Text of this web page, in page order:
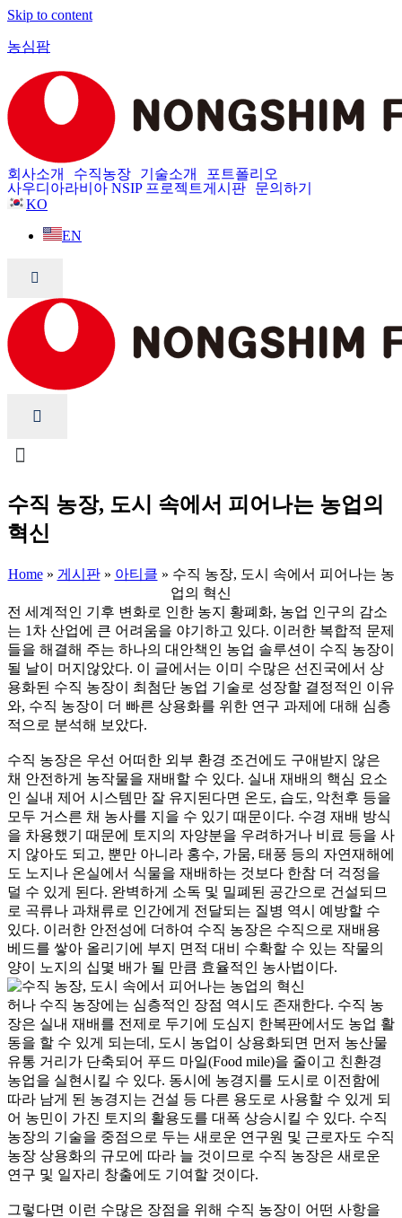
Skip to content
농심팜
회사소개 수직농장 기술소개
포트폴리오
사우디아라비아 NSIP 프로젝트게시판
문의하기
KO
EN
수직 농장, 도시 속에서 피어나는 농업의
혁신
Home» 게시판» 아티클 » 수직 농장, 도시 속에서 피어나는 농
업의 혁신
전 세계적인 기후 변화로 인한 농지 황폐화, 농업 인구의 감소
는 1차 산업에 큰 어려움을 야기하고 있다. 이러한 복합적 문제
들을 해결해 주는 하나의 대안책인 농업 솔루션이 수직 농장이
될 날이 머지않았다. 이 글에서는 이미 수많은 선진국에서 상
용화된 수직 농장이 최첨단 농업 기술로 성장할 결정적인 이유
와, 수직 농장이 더 빠른 상용화를 위한 연구 과제에 대해 심층
적으로 분석해 보았다.
수직 농장은 우선 어떠한 외부 환경 조건에도 구애받지 않은
채 안전하게 농작물을 재배할 수 있다. 실내 재배의 핵심 요소
인 실내 제어 시스템만 잘 유지된다면 온도, 습도, 악천후 등을
모두 거스른 채 농사를 지을 수 있기 때문이다. 수경 재배 방식
을 차용했기 때문에 토지의 자양분을 우려하거나 비료 등을 사
지 않아도 되고, 뿐만 아니라 홍수, 가뭄, 태풍 등의 자연재해에
도 노지나 온실에서 식물을 재배하는 것보다 한참 더 걱정을
덜 수 있게 된다. 완벽하게 소독 및 밀폐된 공간으로 건설되므
로 곡류나 과채류로 인간에게 전달되는 질병 역시 예방할 수
있다. 이러한 안전성에 더하여 수직 농장은 수직으로 재배용
베드를 쌓아 올리기에 부지 면적 대비 수확할 수 있는 작물의
양이 노지의 십몇 배가 될 만큼 효율적인 농사법이다.
허나 수직 농장에는 심층적인 장점 역시도 존재한다. 수직 농
장은 실내 재배를 전제로 두기에 도심지 한복판에서도 농업 활
동을 할 수 있게 되는데, 도시 농업이 상용화되면 먼저 농산물
유통 거리가 단축되어 푸드 마일(Food mile)을 줄이고 친환경
농업을 실현시킬 수 있다. 동시에 농경지를 도시로 이전함에
따라 남게 된 농경지는 건설 등 다른 용도로 사용할 수 있게 되
어 농민이 가진 토지의 활용도를 대폭 상승시킬 수 있다. 수직
농장의 기술을 중점으로 두는 새로운 연구원 및 근로자도 수직
농장 상용화의 규모에 따라 늘 것이므로 수직 농장은 새로운
연구 및 일자리 창출에도 기여할 것이다.
그렇다면 이런 수많은 장점을 위해 수직 농장이 어떤 사항을